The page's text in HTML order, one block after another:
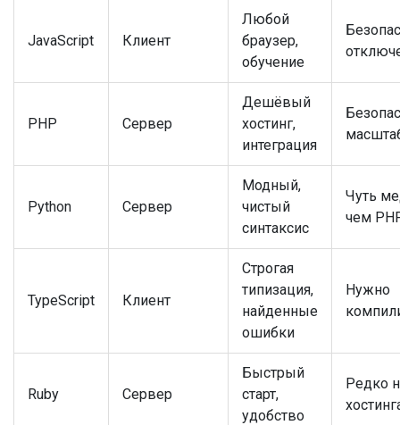
JavaScript Клиент
Любой
браузер,
обучение
PHP Сервер
Дешёвый
хостинг,
интеграция
Python Сервер
Модный,
чистый
синтаксис
Чуть
чем
TypeScript Клиент
Строгая
типизация,
найденные
ошибки
Нужно
Ruby Сервер
Быстрый
старт,
удобство
Редко